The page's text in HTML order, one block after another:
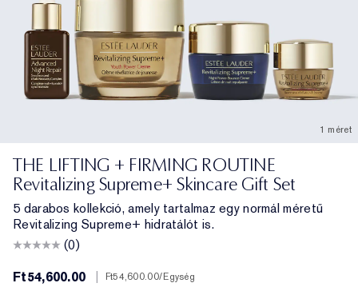
1 méret
THE LIFTING + FIRMING ROUTINE
Revitalizing Supreme+ Skincare Gift Set
5 darabos kollekció, amely tartalmaz egy normál méretű
Revitalizing Supreme+ hidratálót is.
(0)
Ft54,600.00
Ft54,600.00/Egység